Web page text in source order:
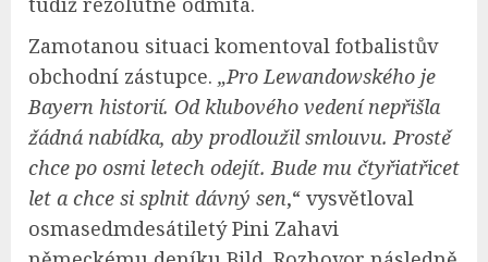
Zamotanou situaci komentoval fotbalistův
obchodní zástupce. „Pro Lewandowského je
Bayern historií. Od klubového vedení nepřišla
žádná nabídka, aby prodloužil smlouvu. Prostě
chce po osmi letech odejít. Bude mu čtyřiatřicet
let a chce si splnit dávný sen,“ vysvětloval
osmasedmdesátiletý Pini Zahavi